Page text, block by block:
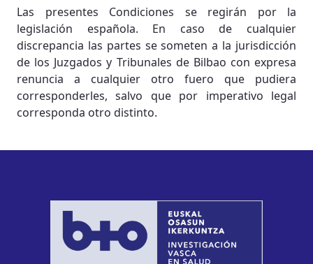
Las presentes Condiciones se regirán por la
legislación española. En caso de cualquier
discrepancia las partes se someten a la jurisdicción
de los Juzgados y Tribunales de Bilbao con expresa
renuncia a cualquier otro fuero que pudiera
corresponderles, salvo que por imperativo legal
corresponda otro distinto.